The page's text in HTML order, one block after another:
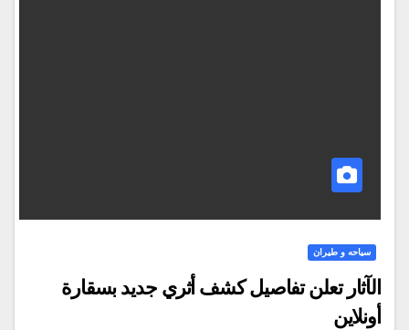
سياحه و طيران
الآثار تعلن تفاصيل كشف أثري جديد بسقارة
أونلاين